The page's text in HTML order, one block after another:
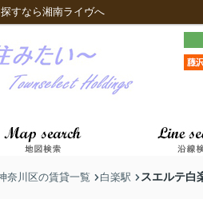
すなら湘南ライヴへ
奈川区の賃貸一覧 白楽駅 スエルテ白